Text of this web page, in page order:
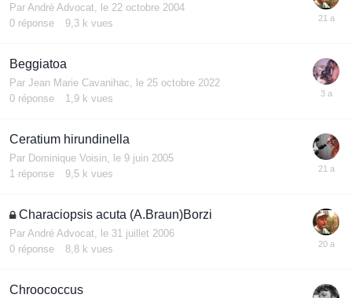
Par André Advocat
le 22 octobre 2004
0 réponse 9,3 k vues
Beggiatoa
Par Jean Marie Cavanihac
le 25 octobre 2022
0 réponse 1,9 k vues
Ceratium hirundinella
Par Dominique Voisin
le 9 juin 2005
1 réponse 9,5 k vues
Characiopsis acuta (A.Braun)Borzi
Par André Advocat
le 31 juillet 2006
0 réponse 8,8 k vues
Chroococcus